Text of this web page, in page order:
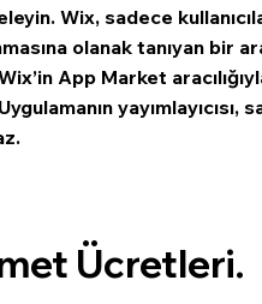
Wix, sadece
olanak tanıyan bir
App Market
yayımlayıcısı,
Ücretleri.